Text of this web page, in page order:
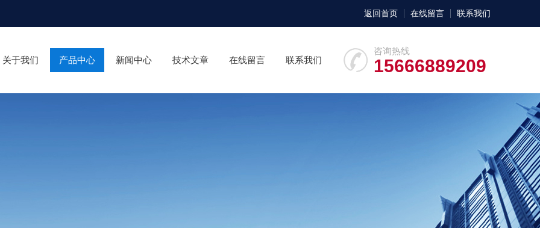
返回首页 在线留言 联系我们
咨询热线
15666889209
关于我们 产品中心 新闻中心 技术文章 在线留言 联系我们